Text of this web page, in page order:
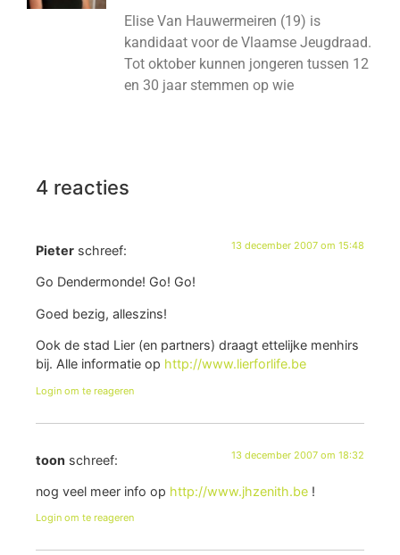
Elise Van Hauwermeiren (19) is
kandidaat voor de Vlaamse Jeugdraad.
Tot oktober kunnen jongeren tussen 12
en 30 jaar stemmen op wie
4 reacties
Pieter schreef: 13 december 2007 om 15:48
Go Dendermonde! Go! Go!
Goed bezig, alleszins!
Ook de stad Lier (en partners) draagt ettelijke menhirs
bij. Alle informatie op http://www.lierforlife.be
Login om te reageren
toon schreef: 13 december 2007 om 18:32
nog veel meer info op http://www.jhzenith.be !
Login om te reageren